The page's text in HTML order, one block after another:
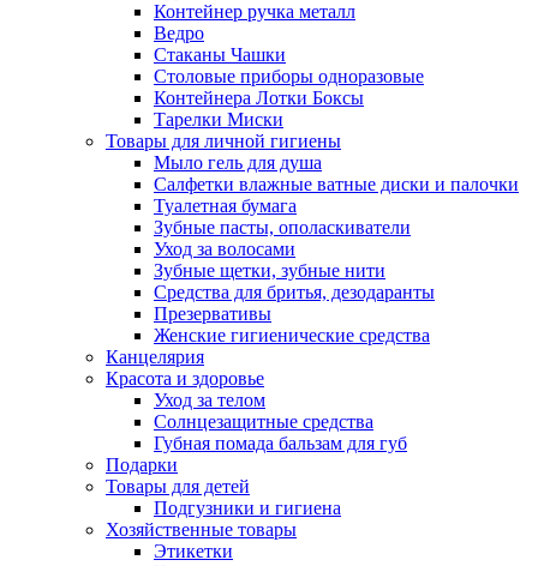
Контейнер ручка металл
Ведро
Стаканы Чашки
Столовые приборы одноразовые
Контейнера Лотки Боксы
Тарелки Миски
Товары для личной гигиены
Мыло гель для душа
Салфетки влажные ватные диски и палочки
Туалетная бумага
Зубные пасты, ополаскиватели
Уход за волосами
Зубные щетки, зубные нити
Средства для бритья, дезодаранты
Презервативы
Женские гигиенические средства
Канцелярия
Красота и здоровье
Уход за телом
Солнцезащитные средства
Губная помада бальзам для губ
Подарки
Товары для детей
Подгузники и гигиена
Хозяйственные товары
Этикетки